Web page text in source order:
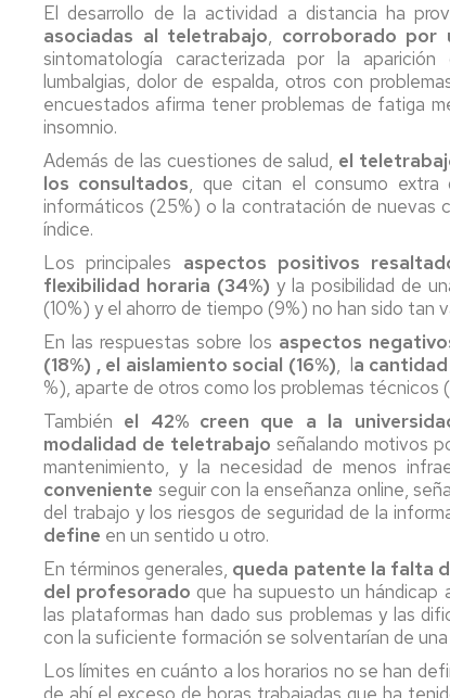
El desarrollo de la actividad a distancia ha
asociadas al teletrabajo, corroborado por
sintomatología caracterizada por la
lumbalgias, dolor de espalda, otros con
encuestados afirma tener problemas de fatiga
insomnio.
Además de las cuestiones de salud, el
los consultados, que citan el consumo extra
informáticos (25%) o la contratación de nuevas
índice.
Los principales aspectos positivos
flexibilidad horaria (34%) y la posibilidad de
(10%) y el ahorro de tiempo (9%) no han sido tan
En las respuestas sobre los aspectos
(18%) , el aislamiento social (16%), la
%), aparte de otros como los problemas técnicos
También el 42% creen que a la
modalidad de teletrabajo señalando motivos
mantenimiento, y la necesidad de menos
conveniente seguir con la enseñanza online,
del trabajo y los riesgos de seguridad de la
define en un sentido u otro.
En términos generales, queda patente la falta
del profesoradoque ha supuesto un
las plataformas han dado sus problemas y las
con la suficiente formación se solventarían de
Los límites en cuánto a los horarios no se han